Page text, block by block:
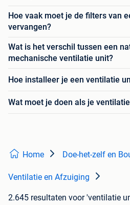
Hoe vaak moet je de filters van
vervangen?
Wat is het verschil tussen een
mechanische ventilatie unit?
Hoe installeer je een ventilatie
Wat moet je doen als je
Home Doe-het-zelf en
Ventilatie en Afzuiging
2.645 resultaten voor 'ventilatie